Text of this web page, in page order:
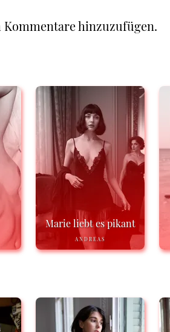
Kommentare hinzuzufügen.
Marie liebt es pikant
ANDREAS